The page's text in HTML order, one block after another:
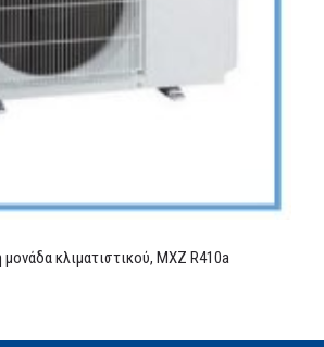
κλιματιστικού, MXZ R410a